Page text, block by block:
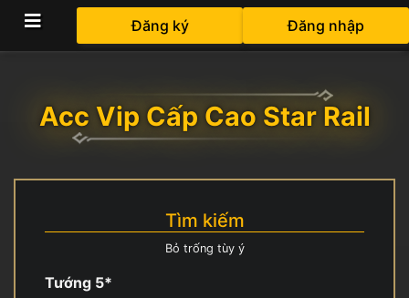
Đăng ký Đăng nhập
Acc Vip Cấp Cao Star Rail
Tìm kiếm
Bỏ trống tùy ý
Tướng 5*